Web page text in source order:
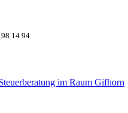
14 94